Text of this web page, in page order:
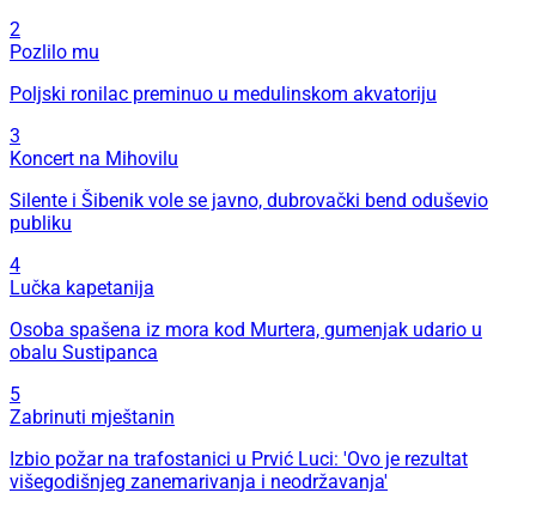
2
Pozlilo mu
Poljski ronilac preminuo u medulinskom akvatoriju
3
Koncert na Mihovilu
Silente i Šibenik vole se javno, dubrovački bend oduševio
publiku
4
Lučka kapetanija
Osoba spašena iz mora kod Murtera, gumenjak udario u
obalu Sustipanca
5
Zabrinuti mještanin
Izbio požar na trafostanici u Prvić Luci: 'Ovo je rezultat
višegodišnjeg zanemarivanja i neodržavanja'